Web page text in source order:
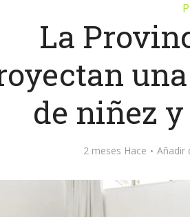
La
de niñez
2 meses Hace Añadir